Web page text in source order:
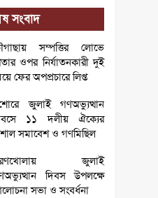
সংবাদ
সম্পত্তির লোভে
ওপর নির্যাতনকারী দুই
ফের অপপ্রচারে লিপ্ত
জুলাই গণঅভ্যুত্থান
১১ দলীয় ঐক্যের
সমাবেশ ও গণমিছিল
জুলাই
দিবস উপলক্ষে
সভা ও সংবর্ধনা